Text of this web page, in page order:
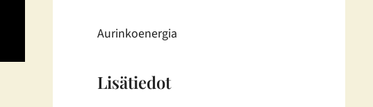
Aurinko­energia
Lisätiedot